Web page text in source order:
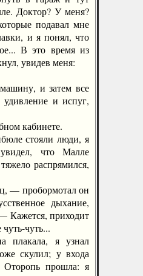
Доктор? У меня?
подавал мне
и я понял, что
В это время из
увидев меня:
и затем все
и испуг,
кабинете.
стояли люди, я
что Малле
распрямился,
— пробормотал он
дыхание,
Кажется, приходит
чуть...
я узнал
скулил; у входа
прошла: я